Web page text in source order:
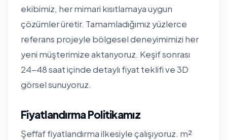
ekibimiz, her mimari kısıtlamaya uygun
çözümler üretir. Tamamladığımız yüzlerce
referans projeyle bölgesel deneyimimizi her
yeni müşterimize aktarıyoruz. Keşif sonrası
24-48 saat içinde detaylı fiyat teklifi ve 3D
görsel sunuyoruz.
Fiyatlandırma Politikamız
Şeffaf fiyatlandırma ilkesiyle çalışıyoruz. m²